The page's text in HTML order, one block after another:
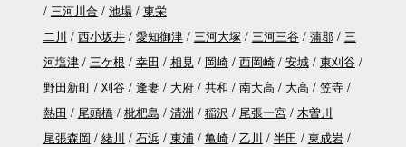
三河川合
池場
東栄
二川
西小坂井 愛知御津 三河大塚 三河三谷 蒲郡
三
河塩津
三ケ根 幸田 相見 岡崎 西岡崎 安城
東刈谷
野田新町
刈谷 逢妻 大府 共和 南大高 大高
笠寺
熱田
尾頭橋 枇杷島 清洲 稲沢 尾張一宮
木曽川
尾張森岡
緒川 石浜 東浦 亀崎 乙川 半田
東成岩